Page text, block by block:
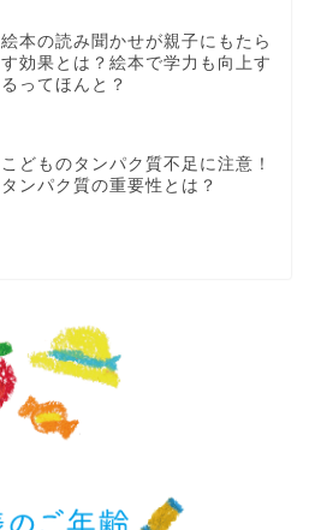
絵本の読み聞かせが親子にもたら
す効果とは？絵本で学力も向上す
るってほんと？
こどものタンパク質不足に注意！
タンパク質の重要性とは？